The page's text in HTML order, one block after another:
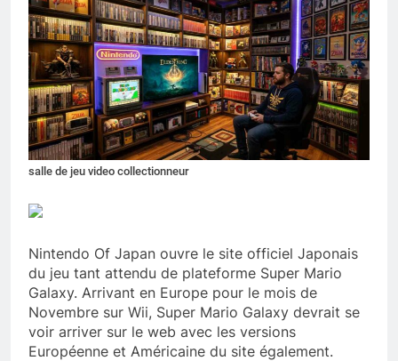
salle de jeu video collectionneur
Nintendo Of Japan ouvre le site officiel Japonais
du jeu tant attendu de plateforme Super Mario
Galaxy. Arrivant en Europe pour le mois de
Novembre sur Wii, Super Mario Galaxy devrait se
voir arriver sur le web avec les versions
Européenne et Américaine du site également.